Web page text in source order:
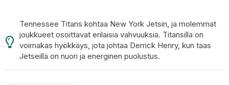
Tennessee Titans kohtaa New York Jetsin, ja molemmat
joukkueet osoittavat erilaisia vahvuuksia. Titansilla on
voimakas hyökkäys, jota johtaa Derrick Henry, kun taas
Jetseillä on nuori ja energinen puolustus.